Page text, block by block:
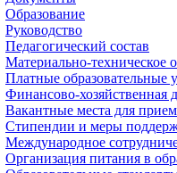
Образование
Руководство
Педагогический состав
Материально-техническое
Платные образовательные
Финансово-хозяйственная
Вакантные места для
Стипендии и меры
Международное
Организация питания в